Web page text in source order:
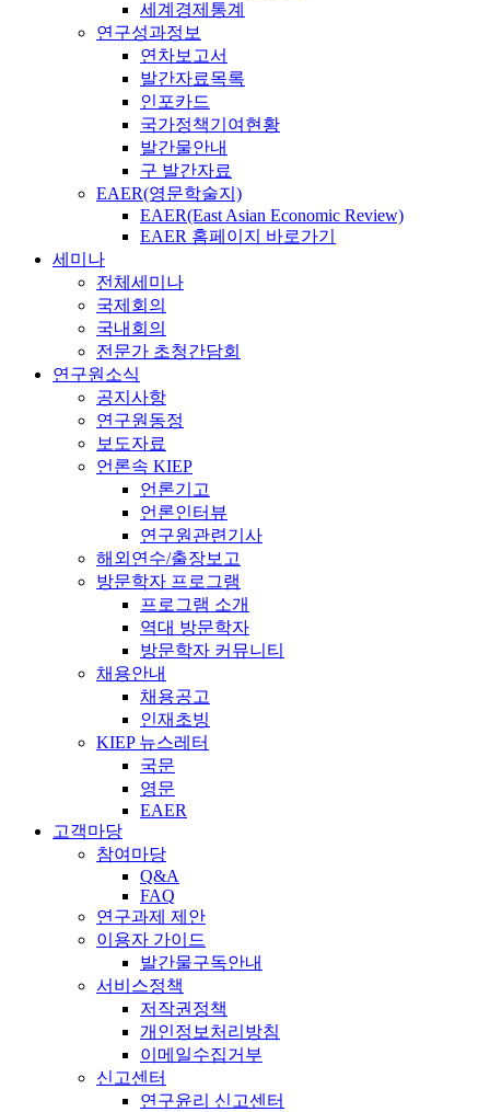
세계경제통계
연구성과정보
연차보고서
발간자료목록
인포카드
국가정책기여현황
발간물안내
구 발간자료
EAER(영문학술지)
EAER(East Asian Economic Review)
EAER 홈페이지 바로가기
세미나
전체세미나
국제회의
국내회의
전문가 초청간담회
연구원소식
공지사항
연구원동정
보도자료
언론속 KIEP
언론기고
언론인터뷰
연구원관련기사
해외연수/출장보고
방문학자 프로그램
프로그램 소개
역대 방문학자
방문학자 커뮤니티
채용안내
채용공고
인재초빙
KIEP 뉴스레터
국문
영문
EAER
고객마당
참여마당
Q&A
FAQ
연구과제 제안
이용자 가이드
발간물구독안내
서비스정책
저작권정책
개인정보처리방침
이메일수집거부
신고센터
연구윤리 신고센터